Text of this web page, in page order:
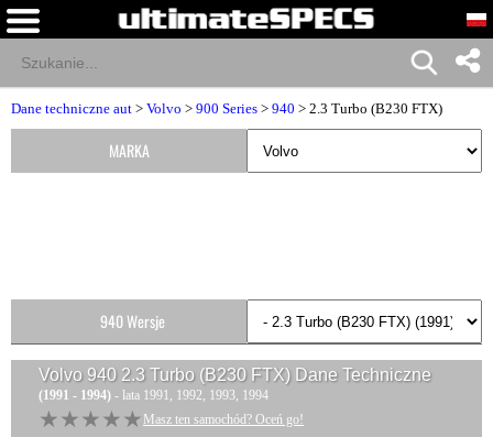
Dane techniczne aut > Volvo > 900 Series > 940 > 2.3 Turbo (B230 FTX)
Volvo 940 2.3 Turbo (B230 FTX)Dane Techniczne
(1991 - 1994) - lata 1991, 1992, 1993, 1994
★★★★★
★★★★★ Masz ten samochód? Oceń go!
MARKA
940 Wersje